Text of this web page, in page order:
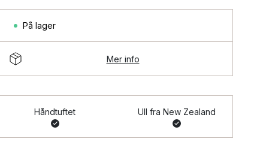
På lager
Mer info
Håndtuftet Ull fra New Zealand